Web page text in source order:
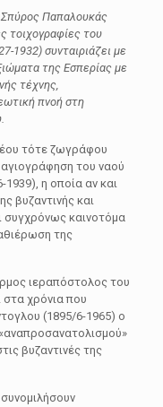
Σπύρος Παπαλουκάς
τοιχογραφίες του
1932) συνταιριάζει με
της Εσπερίας με
τέχνης,
πνοή στη
τότε ζωγράφου
του ναού
η οποία αν και
βυζαντινής και
συγχρόνως καινοτόμα
της
ιεραπόστολος του
στα χρόνια που
(1895/6-1965) ο
βυζαντινές της